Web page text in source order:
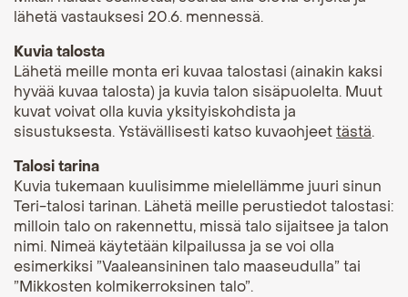
lähetä vastauksesi 20.6. mennessä.
Kuvia talosta
Lähetä meille monta eri kuvaa talostasi (ainakin kaksi
hyvää kuvaa talosta) ja kuvia talon sisäpuolelta. Muut
kuvat voivat olla kuvia yksityiskohdista ja
sisustuksesta. Ystävällisesti katso kuvaohjeettästä.
Talosi tarina
Kuvia tukemaan kuulisimme mielellämme juuri sinun
Teri-talosi tarinan. Lähetä meille perustiedot talostasi:
milloin talo on rakennettu, missä talo sijaitsee ja talon
nimi. Nimeä käytetään kilpailussa ja se voi olla
esimerkiksi ”Vaaleansininen talo maaseudulla” tai
”Mikkosten kolmikerroksinen talo”.